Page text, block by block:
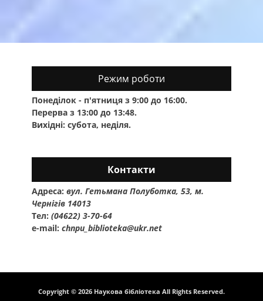
Режим роботи
Понеділок - п'ятниця з 9:00 до 16:00.
Перерва з 13:00 до 13:48.
Вихідні: субота, неділя.
Контакти
Адреса: вул. Гетьмана Полуботка, 53, м.
Чернігів 14013
Тел: (04622) 3-70-64
e-mail: chnpu_biblioteka@ukr.net
Copyright © 2026 Наукова бібліотека All Rights Reserved.